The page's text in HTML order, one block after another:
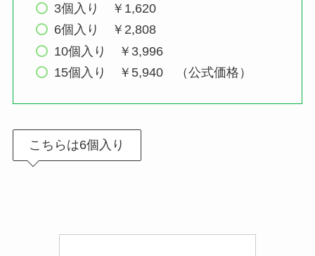
3個入り ￥1,620
6個入り ￥2,808
10個入り ￥3,996
15個入り ￥5,940 （公式価格）
こちらは6個入り